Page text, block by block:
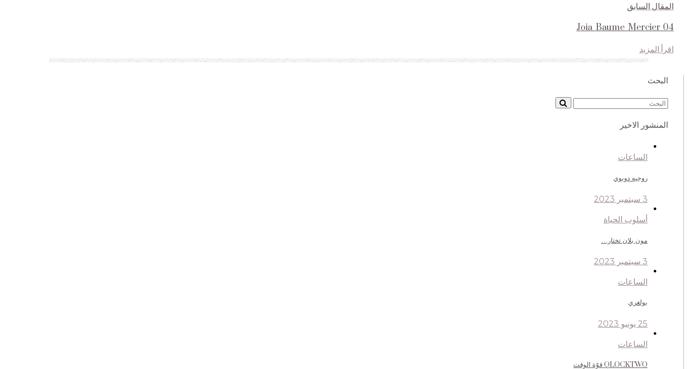
المقال السابق
Joia_Baume_Mercier_04
اقرأ المزيد
البحث
Search
المنشور الاخير
الساعات
روجيه دوبوي
3 سبتمبر 2023
أسلوب الحياة
مون بلان تختار…
3 سبتمبر 2023
الساعات
بولغري
25 يونيو 2023
الساعات
QLOCKTWO قوّة الوقت